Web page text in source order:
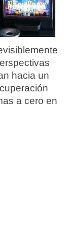
hacia un
a cero en